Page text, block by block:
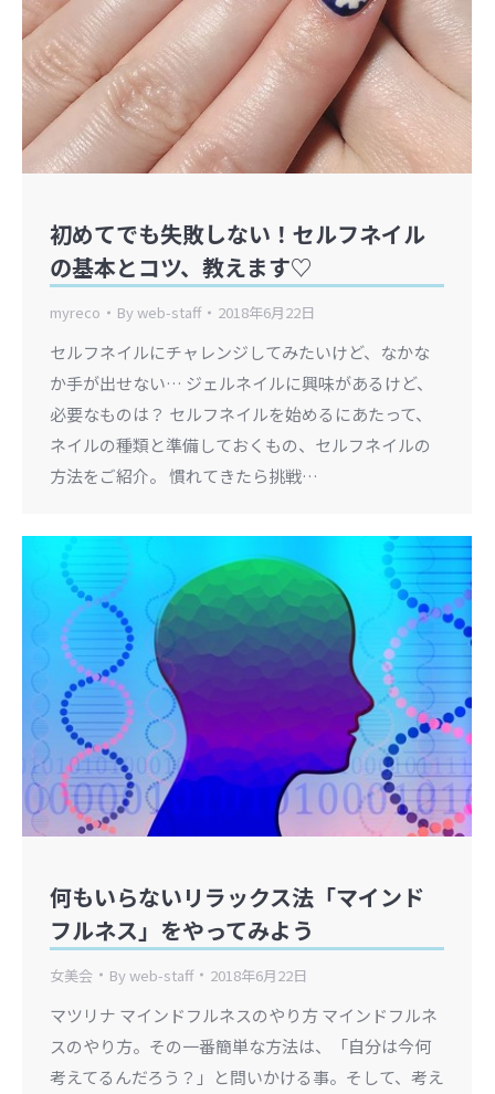
初めてでも失敗しない！セルフネイル
の基本とコツ、教えます♡
myreco Byweb-staff 2018年6月22日
セルフネイルにチャレンジしてみたいけど、なかな
か手が出せない… ジェルネイルに興味があるけど、
必要なものは？ セルフネイルを始めるにあたって、
ネイルの種類と準備しておくもの、セルフネイルの
方法をご紹介。 慣れてきたら挑戦…
何もいらないリラックス法「マインド
フルネス」をやってみよう
女美会 Byweb-staff 2018年6月22日
マツリナ マインドフルネスのやり方 マインドフルネ
スのやり方。その一番簡単な方法は、「自分は今何
考えてるんだろう？」と問いかける事。そして、考え